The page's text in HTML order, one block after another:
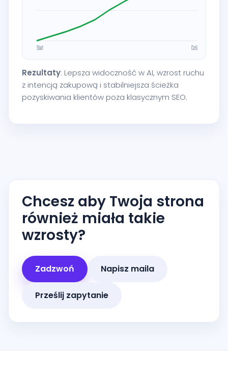
Rezultaty: Lepsza widoczność w AI, wzrost ruchu
z intencją zakupową i stabilniejsza ścieżka
pozyskiwania klientów poza klasycznym SEO.
Chcesz aby Twoja strona
również miała takie
wzrosty?
Zadzwoń Napisz maila
Prześlij zapytanie